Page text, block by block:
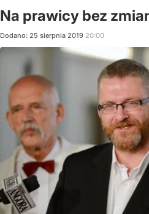
Na prawicy bez
Dodano: 25 sierpnia 2019 20:00